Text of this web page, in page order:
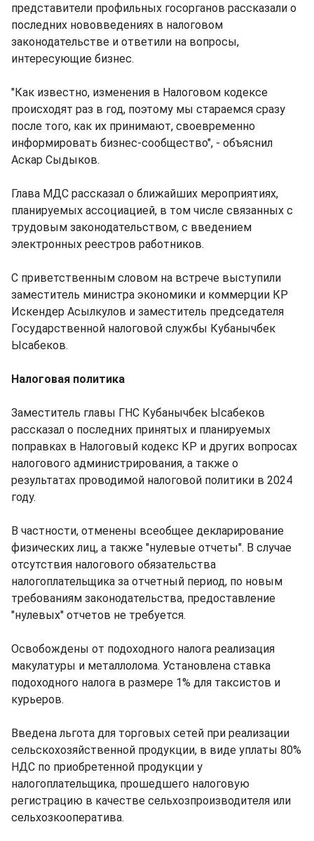
представители профильных госорганов рассказали о
последних нововведениях в налоговом
законодательстве и ответили на вопросы,
интересующие бизнес.
"Как известно, изменения в Налоговом кодексе
происходят раз в год, поэтому мы стараемся сразу
после того, как их принимают, своевременно
информировать бизнес-сообщество", - объяснил
Аскар Сыдыков.
Глава МДС рассказал о ближайших мероприятиях,
планируемых ассоциацией, в том числе связанных с
трудовым законодательством, с введением
электронных реестров работников.
С приветственным словом на встрече выступили
заместитель министра экономики и коммерции КР
Искендер Асылкулов и заместитель председателя
Государственной налоговой службы Кубанычбек
Ысабеков.
Налоговая политика
Заместитель главы ГНС Кубанычбек Ысабеков
рассказал о последних принятых и планируемых
поправках в Налоговый кодекс КР и других вопросах
налогового администрирования, а также о
результатах проводимой налоговой политики в 2024
году.
В частности, отменены всеобщее декларирование
физических лиц, а также "нулевые отчеты". В случае
отсутствия налогового обязательства
налогоплательщика за отчетный период, по новым
требованиям законодательства, предоставление
"нулевых" отчетов не требуется.
Освобождены от подоходного налога реализация
макулатуры и металлолома. Установлена ставка
подоходного налога в размере 1% для таксистов и
курьеров.
Введена льгота для торговых сетей при реализации
сельскохозяйственной продукции, в виде уплаты 80%
НДС по приобретенной продукции у
налогоплательщика, прошедшего налоговую
регистрацию в качестве сельхозпроизводителя или
сельхозкооператива.